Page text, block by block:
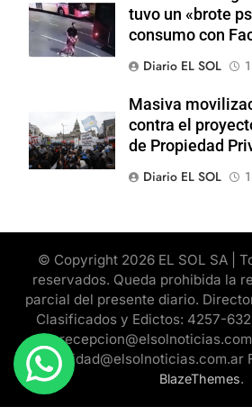
tuvo un «brote
consumo con
Diario EL SOL
Masiva
contra el
de Propiedad
Diario EL SOL
© Copyright 2026 EL SOL SA |
reservados. Queda prohibida la
parcial del presente diario.
Clasificados y Edictos: 4257-
publicidad@elsolnoticias.com.ar
BlazeThemes.